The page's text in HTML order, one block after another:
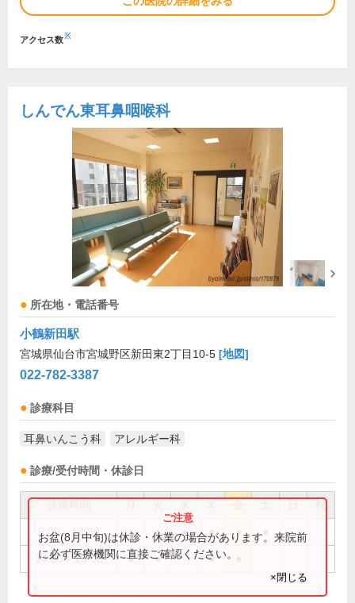
アクセス数※
しんでん東耳鼻咽喉科
所在地・電話番号
小鶴新田駅
宮城県仙台市宮城野区新田東2丁目10-5 [地図]
022-782-3387
診療科目
耳鼻いんこう科 アレルギー科
診療/受付時間・休診日
祝
9:00～12:30 ● ● ● ● ●
14:00～18:00 ● ● ●
お盆(8月中旬)は休診・休業の場合があります。来院前
に必ず医療機関に直接ご確認ください。
×閉じる